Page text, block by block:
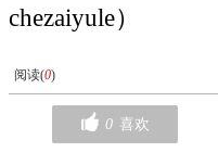
chezaiyule）
阅读(0)
0 喜欢